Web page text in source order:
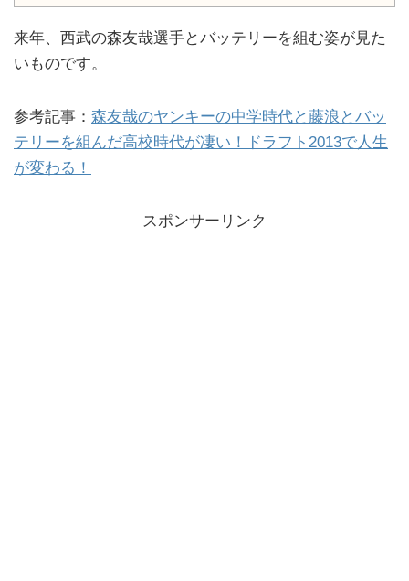
来年、西武の森友哉選手とバッテリーを組む姿が見た
いものです。
参考記事： 森友哉のヤンキーの中学時代と藤浪とバッ
テリーを組んだ高校時代が凄い！ドラフト2013で人生
が変わる！
スポンサーリンク